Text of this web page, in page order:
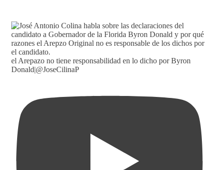
el Arepazo no tiene responsabilidad en lo dicho por Byron
Donald|@JoseCilinaP